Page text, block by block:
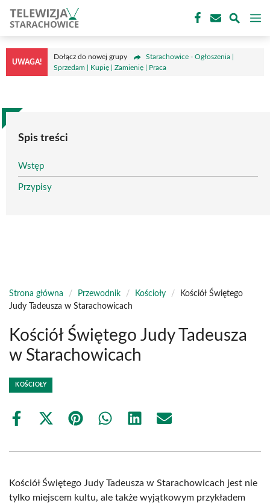
treści
UWAGA!
Dołącz do nowej grupy
Starachowice - Ogłoszenia |
Sprzedam | Kupię | Zamienię | Praca
Spis treści
Wstęp
Przypisy
Strona główna / Przewodnik / Kościoły /
Kościół Świętego
Judy Tadeusza w Starachowicach
Kościół Świętego Judy Tadeusza
w Starachowicach
KOŚCIOŁY
Share
Share
(Twitter)
Share Share Share Share
Kościół Świętego Judy Tadeusza w Starachowicach jest nie
tylko miejscem kultu, ale także wyjątkowym przykładem